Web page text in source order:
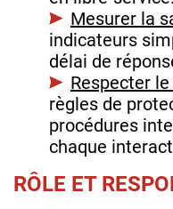
Mesurer la
indicateurs
délai de
Respecter
règles de
procédures
chaque
RÔLE ET